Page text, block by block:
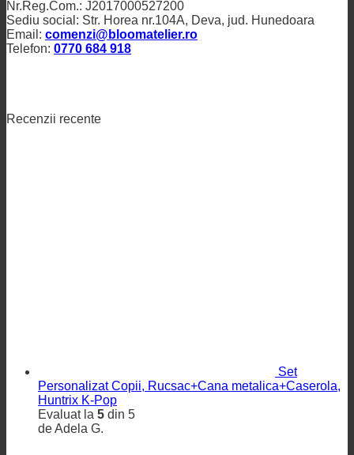
Nr.Reg.Com.: J2017000527200
Sediu social: Str. Horea nr.104A, Deva, jud. Hunedoara
Email: comenzi@bloomatelier.ro
Telefon: 0770 684 918
Recenzii recente
Set
Personalizat Copii, Rucsac+Cana metalica+Caserola,
Huntrix K-Pop
Evaluat la 5 din 5
de Adela G.